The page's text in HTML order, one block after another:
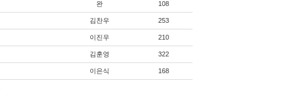
완 108
김찬우 253
이진우 210
김훈영 322
이은식 168